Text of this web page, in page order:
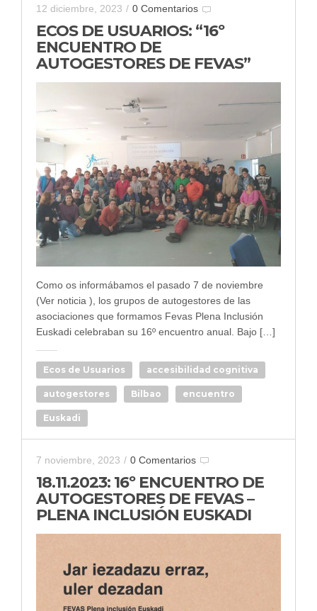
12 diciembre, 2023 / 0 Comentarios
ECOS DE USUARIOS: “16º
ENCUENTRO DE
AUTOGESTORES DE FEVAS”
Como os informábamos el pasado 7 de noviembre
(Ver noticia ), los grupos de autogestores de las
asociaciones que formamos Fevas Plena Inclusión
Euskadi celebraban su 16º encuentro anual. Bajo […]
Ecos de Usuarios accesibilidad cognitiva
autogestores Bilbao encuentro
Euskadi
7 noviembre, 2023 / 0 Comentarios
18.11.2023: 16º ENCUENTRO DE
AUTOGESTORES DE FEVAS –
PLENA INCLUSIÓN EUSKADI